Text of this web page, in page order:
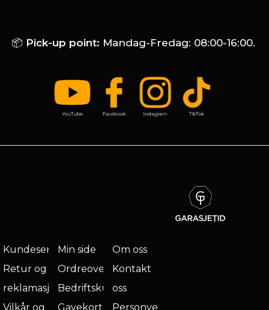
📦 Pick-up point: Mandag-Fredag: 08:00-16:00.
Kundeservice
Retur og
reklamasjon
Vilkår og
Min side
Ordreoversikt
Bedriftskunde
Gavekort
Om oss
Kontakt
oss
Personvern